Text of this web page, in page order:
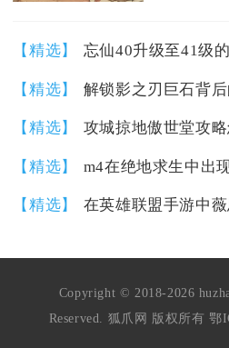
【精选】 忘仙40升级至41级
【精选】 解锁影之刃巨石背
【精选】
【精选】 m4在绝地求生中出
【精选】 在英雄联盟手游中
Copyright © 2018-2026
Reserved. 狐爪网 版权所有 鄂